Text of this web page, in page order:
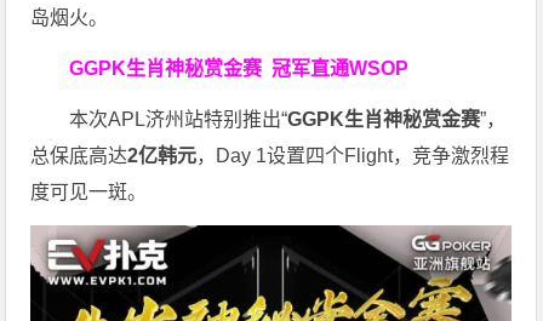
岛烟火。
GGPK生肖神秘赏金赛冠军直通WSOP
本次APL济州站特别推出“GGPK生肖神秘赏金赛”，
总保底高达2亿韩元，Day 1设置四个Flight，竞争激烈程
度可见一斑。